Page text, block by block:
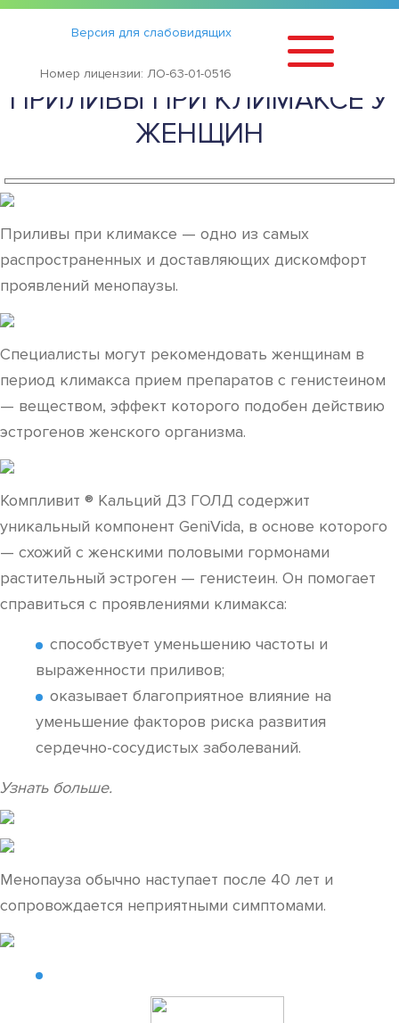
Версия для слабовидящих
Номер лицензии: ЛО-63-01-0516
Статьи ›
КАК ПРОЯВЛЯЮТСЯ
ПРИЛИВЫ ПРИ КЛИМАКСЕ У
ЖЕНЩИН
Приливы при климаксе — одно из самых
распространенных и доставляющих дискомфорт
проявлений менопаузы.
Специалисты могут рекомендовать женщинам в
период климакса прием препаратов с генистеином
— веществом, эффект которого подобен действию
эстрогенов женского организма.
Компливит ® Кальций Д3 ГОЛД содержит
уникальный компонент GeniVida, в основе которого
— схожий с женскими половыми гормонами
растительный эстроген — генистеин. Он помогает
справиться с проявлениями климакса:
способствует уменьшению частоты и
выраженности приливов;
оказывает благоприятное влияние на
уменьшение факторов риска развития
сердечно-сосудистых заболеваний.
Узнать больше.
Менопауза обычно наступает после 40 лет и
сопровождается неприятными симптомами.